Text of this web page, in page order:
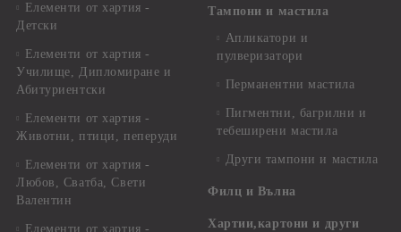
Елементи от хартия -
Детски
Елементи от хартия -
Училище, Дипломиране и
Абитуриентски
Елементи от хартия -
Животни, птици, пеперуди
Елементи от хартия -
Любов, Сватба, Свети
Валентин
Елементи от хартия -
Тампони и мастила
Апликатори и
пулверизатори
Перманентни мастила
Пигментни, багрилни и
тебеширени мастила
Други тампони и мастила
Филц и Вълна
Хартии,картони и други